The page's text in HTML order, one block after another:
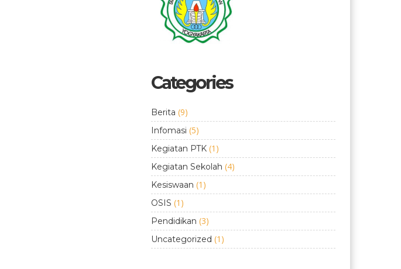
Categories
Berita (9)
Infomasi (5)
Kegiatan PTK (1)
Kegiatan Sekolah (4)
Kesiswaan (1)
OSIS (1)
Pendidikan (3)
Uncategorized (1)